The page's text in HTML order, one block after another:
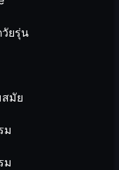
ยรุ่น
มัย
ม
ม